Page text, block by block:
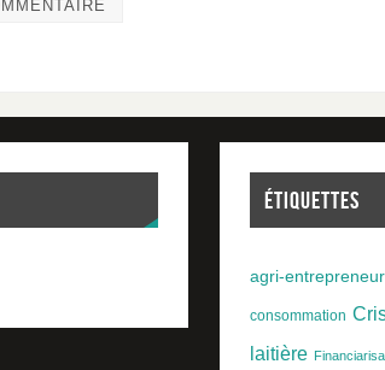
ÉTIQUETTES
agri-entrepreneur
consommation
laitière